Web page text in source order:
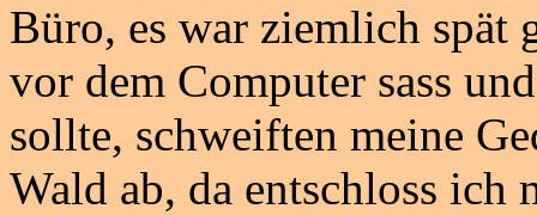
Büro, es war ziemlich spät
vor dem Computer sass
sollte, schweiften meine
Wald ab, da entschloss ich